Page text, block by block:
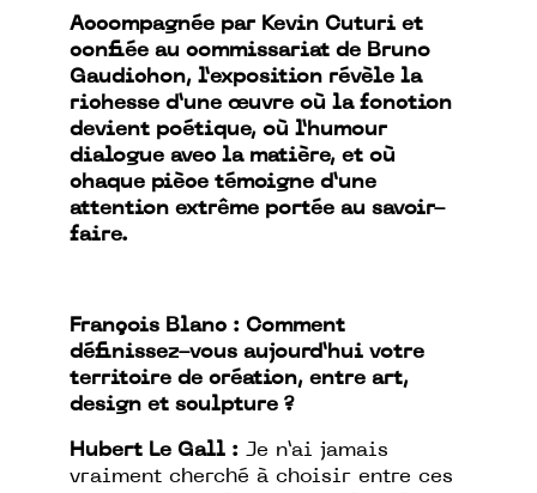
Accompagnée par Kevin Cuturi et
confiée au commissariat de Bruno
Gaudichon, l’exposition révèle la
richesse d’une œuvre où la fonction
devient poétique, où l’humour
dialogue avec la matière, et où
chaque pièce témoigne d’une
attention extrême portée au savoir-
faire.
François Blanc : Comment
définissez-vous aujourd’hui votre
territoire de création, entre art,
design et sculpture ?
Hubert Le Gall : Je n’ai jamais
vraiment cherché à choisir entre ces